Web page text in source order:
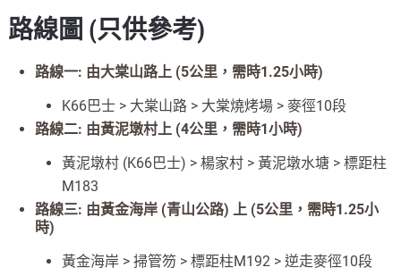
路線圖 (只供參考)
路線一: 由大棠山路上 (5公里，需時1.25小時)
K66巴士 > 大棠山路 > 大棠燒烤場 > 麥徑10段
路線二: 由黃泥墩村上 (4公里，需時1小時)
黃泥墩村 (K66巴士) > 楊家村 > 黃泥墩水塘 > 標距柱
M183
路線三: 由黃金海岸 (青山公路) 上 (5公里，需時1.25小
時)
黃金海岸 > 掃管笏 > 標距柱M192 > 逆走麥徑10段